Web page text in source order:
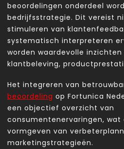
beoordelingen onderdeel
bedrijfsstrategie. Dit vereist
stimuleren van
systematisch interpreteren
worden waardevolle
klantbeleving,
Het integreren van
beoordeling op Fortunica
een objectief overzicht van
consumentenervaringen, wat
vormgeven van
marketingstrategieën.